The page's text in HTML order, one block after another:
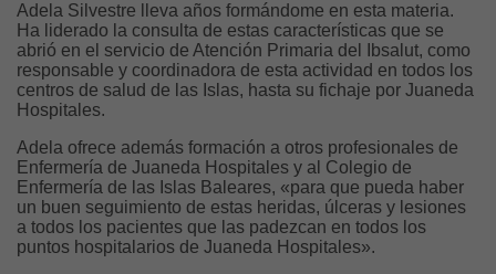
Adela Silvestre lleva años formándome en esta materia.
Ha liderado la consulta de estas características que se
abrió en el servicio de Atención Primaria del Ibsalut, como
responsable y coordinadora de esta actividad en todos los
centros de salud de las Islas, hasta su fichaje por Juaneda
Hospitales.
Adela ofrece además formación a otros profesionales de
Enfermería de Juaneda Hospitales y al Colegio de
Enfermería de las Islas Baleares, «para que pueda haber
un buen seguimiento de estas heridas, úlceras y lesiones
a todos los pacientes que las padezcan en todos los
puntos hospitalarios de Juaneda Hospitales».